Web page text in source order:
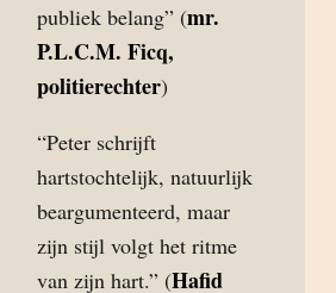
publiek belang” (mr.
P.L.C.M. Ficq,
politierechter)
“Peter schrijft
hartstochtelijk, natuurlijk
beargumenteerd, maar
zijn stijl volgt het ritme
van zijn hart.” (Hafid